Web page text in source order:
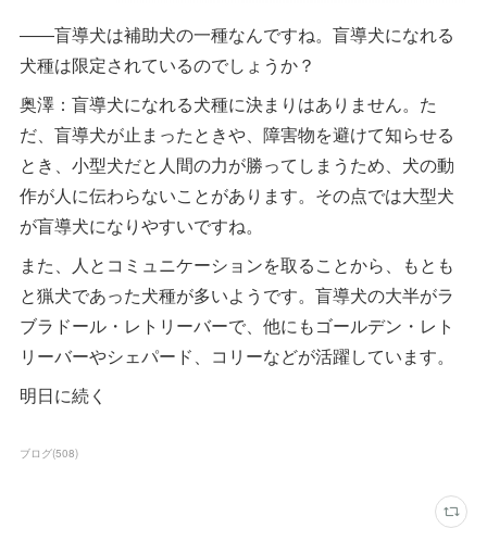
――盲導犬は補助犬の一種なんですね。盲導犬になれる
犬種は限定されているのでしょうか？
奥澤：盲導犬になれる犬種に決まりはありません。た
だ、盲導犬が止まったときや、障害物を避けて知らせる
とき、小型犬だと人間の力が勝ってしまうため、犬の動
作が人に伝わらないことがあります。その点では大型犬
が盲導犬になりやすいですね。
また、人とコミュニケーションを取ることから、もとも
と猟犬であった犬種が多いようです。盲導犬の大半がラ
ブラドール・レトリーバーで、他にもゴールデン・レト
リーバーやシェパード、コリーなどが活躍しています。
明日に続く
ブログ(508)